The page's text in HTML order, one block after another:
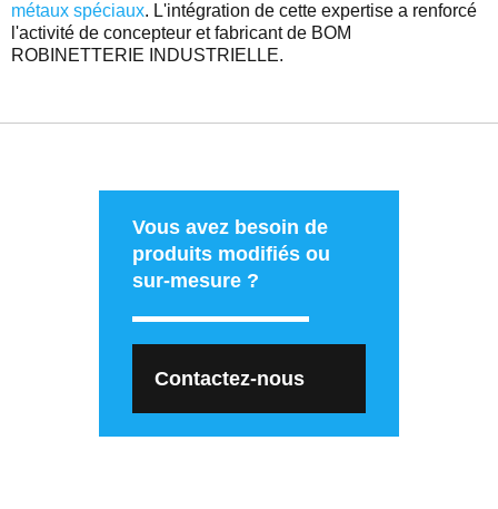
métaux spéciaux. L'intégration de cette expertise a renforcé
l'activité de concepteur et fabricant de BOM
ROBINETTERIE INDUSTRIELLE.
Vous avez besoin de
produits modifiés ou
sur-mesure ?
Contactez-nous